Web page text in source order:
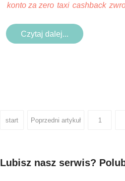
konto za zero taxi cashback
Czytaj dalej...
start Poprzedni artykuł 1
Lubisz nasz serwis?